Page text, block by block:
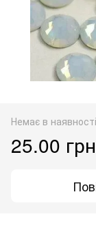
Немає в наявності
25.00 грн